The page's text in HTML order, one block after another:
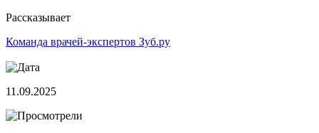
Рассказывает
Команда врачей-экспертов Зуб.ру
11.09.2025